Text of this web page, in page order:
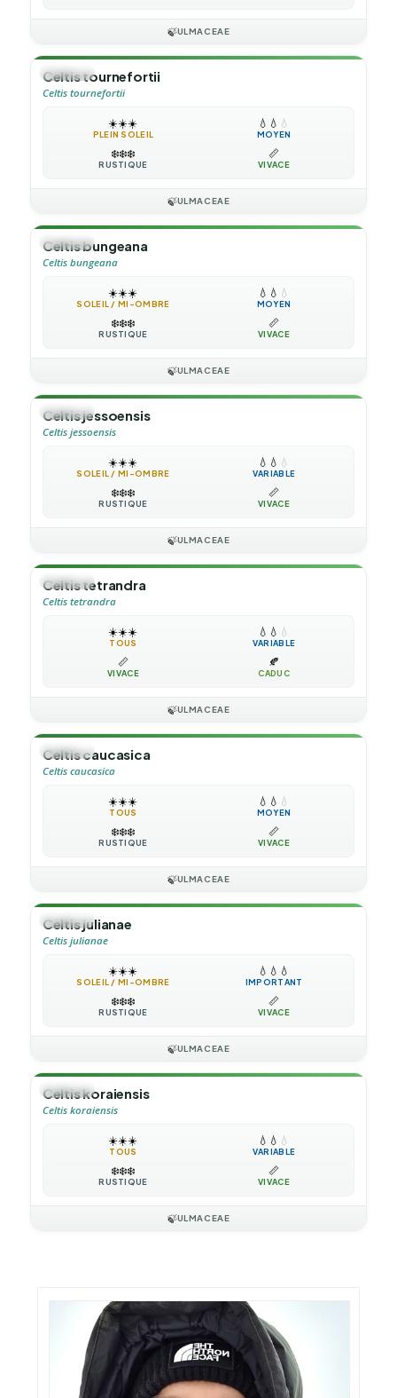
🍃ULMACEAE
🌳ARBRE
Celtis tournefortii
Celtis tournefortii
☀️☀️☀️
PLEIN SOLEIL
💧 💧 💧
MOYEN
❄️❄️❄️
RUSTIQUE
📏
VIVACE
🍃ULMACEAE
🌳ARBRE
Celtis bungeana
Celtis bungeana
☀️☀️☀️
SOLEIL / MI-OMBRE
💧 💧 💧
MOYEN
❄️❄️❄️
RUSTIQUE
📏
VIVACE
🍃ULMACEAE
🌳ARBRE
Celtis jessoensis
Celtis jessoensis
☀️☀️☀️
SOLEIL / MI-OMBRE
💧 💧 💧
VARIABLE
❄️❄️❄️
RUSTIQUE
📏
VIVACE
🍃ULMACEAE
🌳ARBRE
Celtis tetrandra
Celtis tetrandra
☀️☀️☀️
TOUS
💧 💧 💧
VARIABLE
📏
VIVACE
🍂
CADUC
🍃ULMACEAE
🌳ARBRE
Celtis caucasica
Celtis caucasica
☀️☀️☀️
TOUS
💧 💧 💧
MOYEN
❄️❄️❄️
RUSTIQUE
📏
VIVACE
🍃ULMACEAE
🌳ARBRE
Celtis julianae
Celtis julianae
☀️☀️☀️
SOLEIL / MI-OMBRE
💧 💧 💧
IMPORTANT
❄️❄️❄️
RUSTIQUE
📏
VIVACE
🍃ULMACEAE
🌳ARBRE
Celtis koraiensis
Celtis koraiensis
☀️☀️☀️
TOUS
💧 💧 💧
VARIABLE
❄️❄️❄️
RUSTIQUE
📏
VIVACE
🍃ULMACEAE